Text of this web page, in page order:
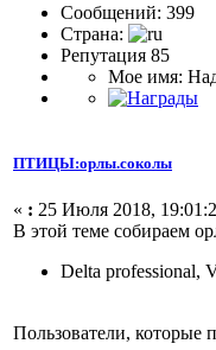
Сообщений: 399
Страна:
Репутация 85
Мое имя:
ПТИЦЫ:орлы.соколы
« : 25 Июля 2018,
В этой теме собираем
Delta professional,
Пользователи, которые